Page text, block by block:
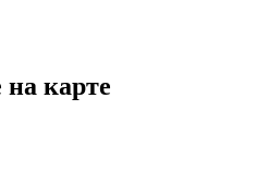
карте